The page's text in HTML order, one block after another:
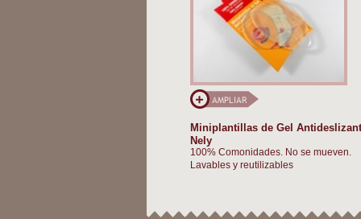
Miniplantillas de Gel
Nely
100% Comonidades. No se mueven.
Lavables y reutilizables